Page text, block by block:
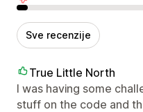
Negativne recenzije
Sve recenzije
True Little North
I was having some
stuff on the code and